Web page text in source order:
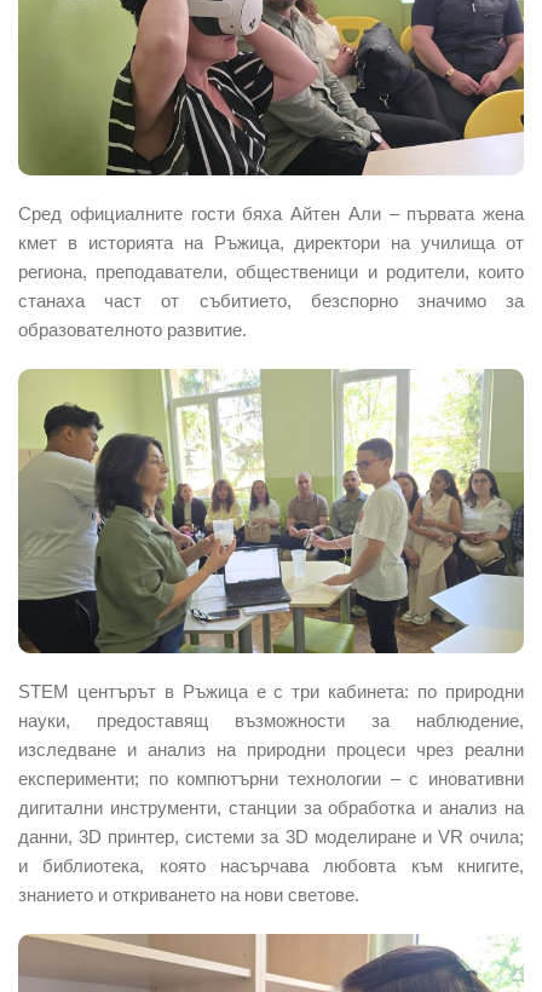
Сред официалните гости бяха Айтен Али – първата жена
кмет в историята на Ръжица, директори на училища от
региона, преподаватели, общественици и родители, които
станаха част от събитието, безспорно значимо за
образователното развитие.
STEM центърът в Ръжица е с три кабинета: по природни
науки, предоставящ възможности за наблюдение,
изследване и анализ на природни процеси чрез реални
експерименти; по компютърни технологии – с иновативни
дигитални инструменти, станции за обработка и анализ на
данни, 3D принтер, системи за 3D моделиране и VR очила;
и библиотека, която насърчава любовта към книгите,
знанието и откриването на нови светове.